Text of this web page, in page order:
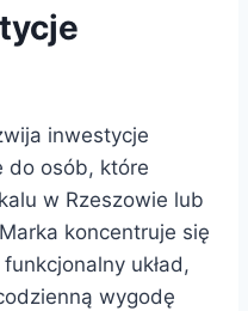
inwestycje
do osób, które
w Rzeszowie lub
koncentruje się
układ,
wygodę